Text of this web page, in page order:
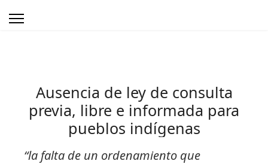
Ausencia de ley de consulta
previa, libre e informada para
pueblos indígenas
“la falta de un ordenamiento que